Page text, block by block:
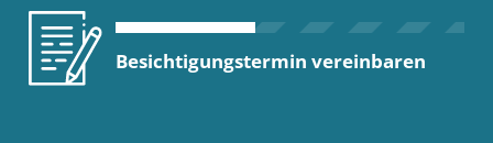
Besichtigungstermin vereinbaren